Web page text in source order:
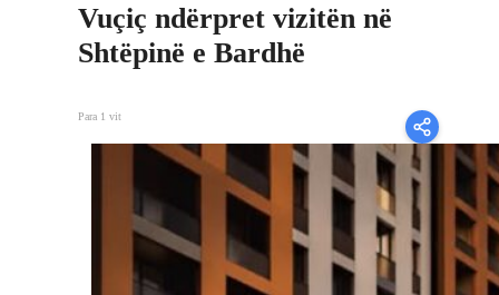
Vuçiç ndërpret vizitën në
Shtëpinë e Bardhë
Para 1 vit